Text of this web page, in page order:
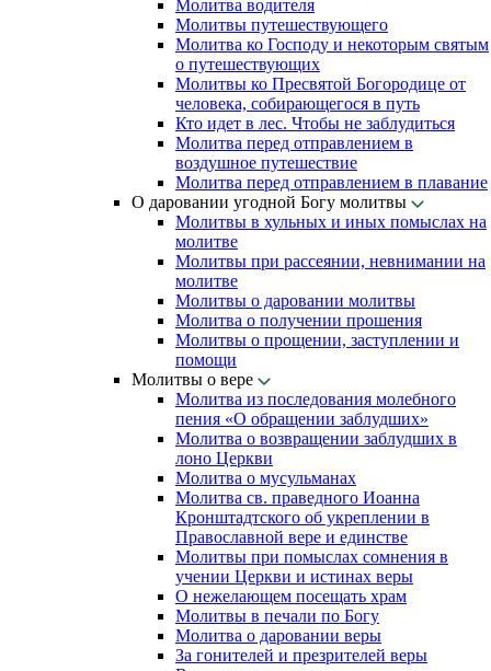
Молитва водителя
Молитвы путешествующего
Молитва ко Господу и некоторым святым
о путешествующих
Молитвы ко Пресвятой Богородице от
человека, собирающегося в путь
Кто идет в лес. Чтобы не заблудиться
Молитва перед отправлением в
воздушное путешествие
Молитва перед отправлением в плавание
О даровании угодной Богу молитвы
Молитвы в хульных и иных помыслах на
молитве
Молитвы при рассеянии, невнимании на
молитве
Молитвы о даровании молитвы
Молитва о получении прошения
Молитвы о прощении, заступлении и
помощи
Молитвы о вере
Молитва из последования молебного
пения «О обращении заблудших»
Молитва о возвращении заблудших в
лоно Церкви
Молитва о мусульманах
Молитва св. праведного Иоанна
Кронштадтского об укреплении в
Православной вере и единстве
Молитвы при помыслах сомнения в
учении Церкви и истинах веры
О нежелающем посещать храм
Молитвы в печали по Богу
Молитва о даровании веры
За гонителей и презрителей веры